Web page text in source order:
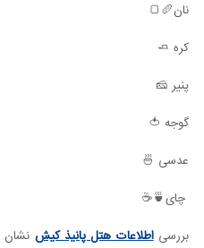
نان🥖🍞
کره 🧈
پنیر 🧀
گوجه 🍅
عدسی 🍜
چای🍵☕️
بررسیاطلاعات هتل پانیذ کیش